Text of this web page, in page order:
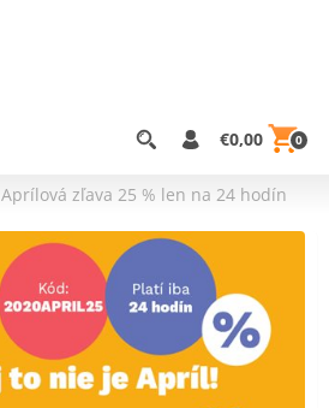
€0,00 0
Aprílová zľava 25 % len na 24 hodín